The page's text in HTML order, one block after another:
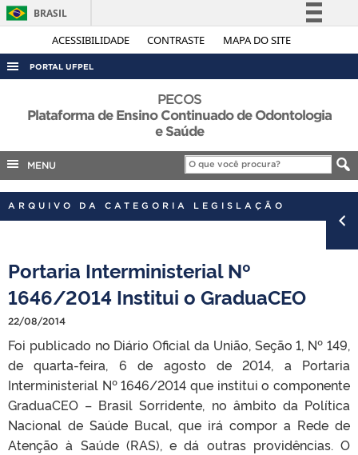
ACESSIBILIDADE CONTRASTE MAPA DO SITE
BRASIL
Simplifique!
Acesso à informação
Canais
PORTAL UFPEL
AUDITORIA
EDITAIS
PECOS
Plataforma de Ensino Continuado de Odontologia
e Saúde
MENU
ARQUIVO DA CATEGORIA LEGISLAÇÃO
Portaria Interministerial Nº
1646/2014 Institui o GraduaCEO
22/08/2014
Foi publicado no Diário Oficial da União, Seção 1, Nº 149,
de quarta-feira, 6 de agosto de 2014, a Portaria
Interministerial Nº 1646/2014 que institui o componente
GraduaCEO – Brasil Sorridente, no âmbito da Política
Nacional de Saúde Bucal, que irá compor a Rede de
Atenção à Saúde (RAS), e dá outras providências. O